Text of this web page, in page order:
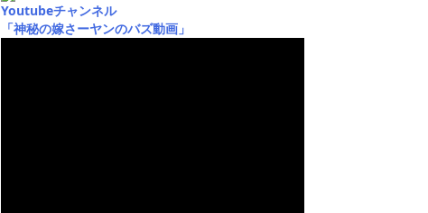
Youtubeチャンネル
「神秘の嫁さーヤンのバズ動画」